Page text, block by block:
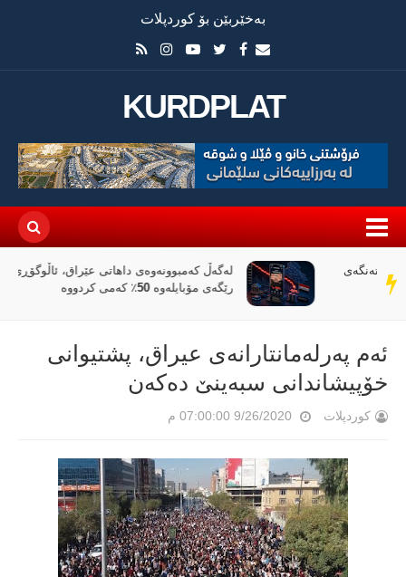
بەخێربێن بۆ کوردپلات
KURDPLAT
سەر
دێڕ
لەگەڵ کەمبوونەوەی داهاتی عێراق، ئاڵوگۆڕی پارە لە
رێگەی مۆبایلەوە 50٪ کەمی کردووە
ئەم پەرلەمانتارانەی عیراق، پشتیوانی
خۆپیشاندانی سبەینێ دەكەن
کوردپلات 9/26/2020 07:00:00 م